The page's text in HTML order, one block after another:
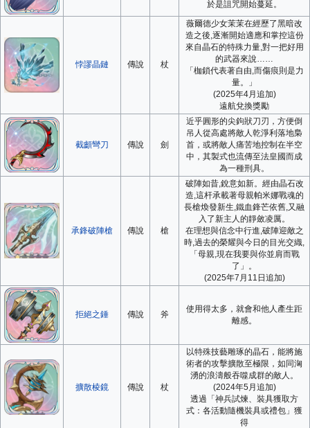
於是詛咒開始蔓延。
悖謬晶鏈 傳說 杖
薇爾德少女茉茉在經歷了黑暗改
造之後,逐漸開始適應和掌控這份
來自晶石的特殊力量,對一把好用
的武器來說……
「枷鎖代表著自由,而傷痕則是力
量。」
(2025年4月追加)
遠航兌換獎勵
截顱彎刀 傳說 劍
近乎圓形的尖鉤狀刀刃，方便倒
吊人從高處將敵人乾淨利落地梟
首，或將敵人痛苦地控制在半空
中，其製式也流傳至法皇國而成
為一種刑具。
承鋒破陣槍 傳說 槍
破陣如昔,銳意如新。經由晶石改
造,這杆承載著母親帕米娜戰魂的
長槍煥發新生,鐵血鋒芒依舊,又融
入了新主人的靜斂凌厲。
在理想與信念中行進,破陣迎敵之
時,過去的榮耀與今日的目光交織,
「母親,現在我要與你並肩而戰
了」。
(2025年7月11日追加)
拒絕之錘 傳說 斧
使用得太多，就會和他人產生距
離感。
擴散棱鏡 傳說 杖
以特殊技藝雕琢的晶石，能將施
術者的攻擊擴散至極限，如同洶
湧的浪濤般吞噬成群的敵人。
(2024年5月追加)
透過「神兵試煉、裝具獲取方
式：各活動隨機裝具或禮包」獲
得